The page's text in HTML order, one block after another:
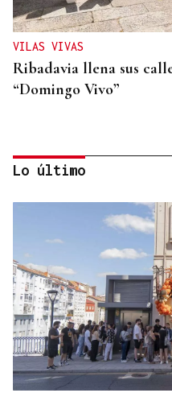
VILAS VIVAS
Ribadavia llena sus
“Domingo Vivo”
EMIGRACIÓN
El PSOE de Ribadavia
los emigrantes del
Lo último